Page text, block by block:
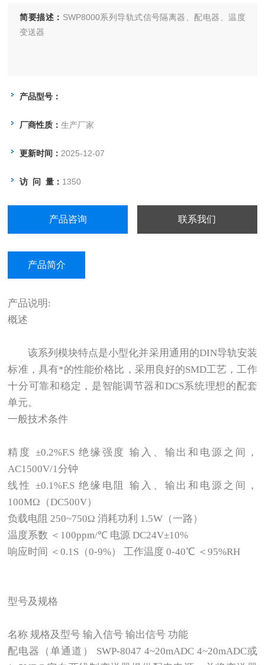
简要描述： SWP8000系列导轨式信号隔离器、配电器、温度
变送器
产品型号：
厂商性质：生产厂家
更新时间：2025-12-07
访 问 量： 1350
产品咨询 联系我们
产品简介
产品说明:
概述
该系列模块特点是小型化并采用通用的DIN导轨安装
标准，具有*的性能价格比，采用良好的SMD工艺，工作
十分可靠和稳定，是智能调节器和DCS系统理想的配套
单元。
一般技术条件
精度 ±0.2%F.S 绝缘强度 输入、输出和电源之间，
AC1500V/1分钟
线性 ±0.1%F.S 绝缘电阻 输入、输出和电源之间，
100MΩ（DC500V）
负载电阻 250~750Ω 消耗功利 1.5W（一路）
温度系数 ＜100ppm/℃ 电源 DC24V±10%
响应时间 ＜0.1S（0-9%） 工作温度 0-40℃ ＜95%RH
型号及规格
名称 规格及型号 输入信号 输出信号 功能
配电器（单通道） SWP-8047 4~20mADC 4~20mADC或